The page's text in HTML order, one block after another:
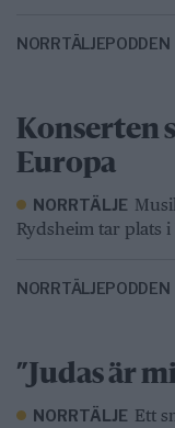
NORRTÄLJEPODDEN
Konserten
Europa
NORRTÄLJE
Rydsheim tar plats
NORRTÄLJEPODDEN
”Judas är
NORRTÄLJE Ett